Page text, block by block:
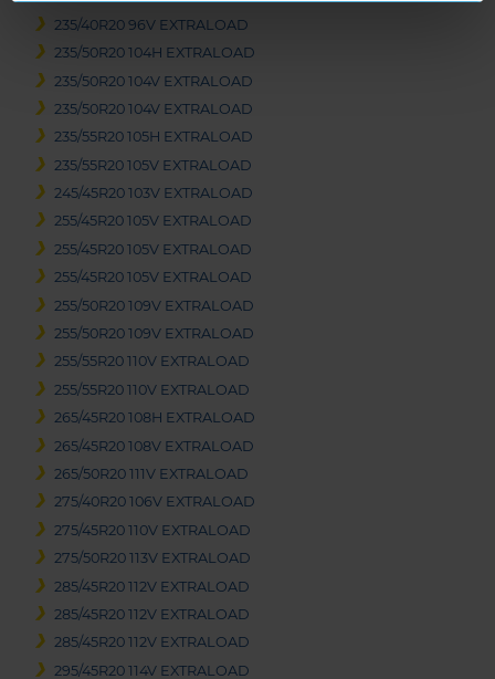
235/40R20 96V EXTRALOAD
235/50R20 104H EXTRALOAD
235/50R20 104V EXTRALOAD
235/50R20 104V EXTRALOAD
235/55R20 105H EXTRALOAD
235/55R20 105V EXTRALOAD
245/45R20 103V EXTRALOAD
255/45R20 105V EXTRALOAD
255/45R20 105V EXTRALOAD
255/45R20 105V EXTRALOAD
255/50R20 109V EXTRALOAD
255/50R20 109V EXTRALOAD
255/55R20 110V EXTRALOAD
255/55R20 110V EXTRALOAD
265/45R20 108H EXTRALOAD
265/45R20 108V EXTRALOAD
265/50R20 111V EXTRALOAD
275/40R20 106V EXTRALOAD
275/45R20 110V EXTRALOAD
275/50R20 113V EXTRALOAD
285/45R20 112V EXTRALOAD
285/45R20 112V EXTRALOAD
285/45R20 112V EXTRALOAD
295/45R20 114V EXTRALOAD